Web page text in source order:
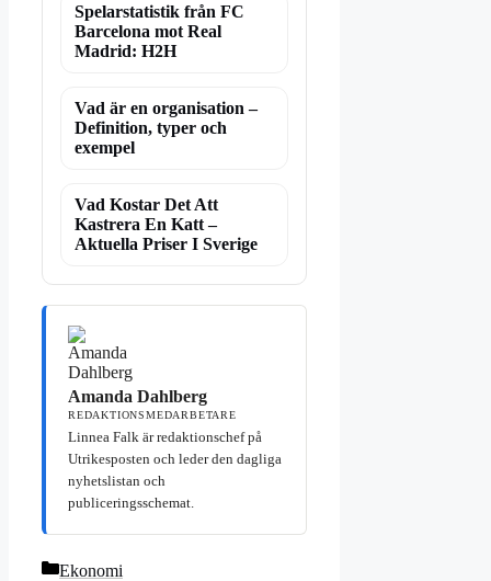
Spelarstatistik från FC
Barcelona mot Real
Madrid: H2H
Vad är en organisation –
Definition, typer och
exempel
Vad Kostar Det Att
Kastrera En Katt –
Aktuella Priser I Sverige
Amanda Dahlberg
REDAKTIONSMEDARBETARE
Linnea Falk är redaktionschef på
Utrikesposten och leder den dagliga
nyhetslistan och
publiceringsschemat.
Kategorier
Ekonomi